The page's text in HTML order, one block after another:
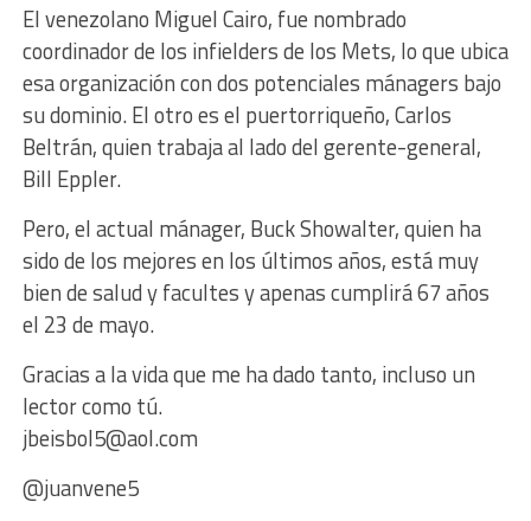
El venezolano Miguel Cairo, fue nombrado
coordinador de los infielders de los Mets, lo que ubica
esa organización con dos potenciales mánagers bajo
su dominio. El otro es el puertorriqueño, Carlos
Beltrán, quien trabaja al lado del gerente-general,
Bill Eppler.
Pero, el actual mánager, Buck Showalter, quien ha
sido de los mejores en los últimos años, está muy
bien de salud y facultes y apenas cumplirá 67 años
el 23 de mayo.
Gracias a la vida que me ha dado tanto, incluso un
lector como tú.
jbeisbol5@aol.com
@juanvene5